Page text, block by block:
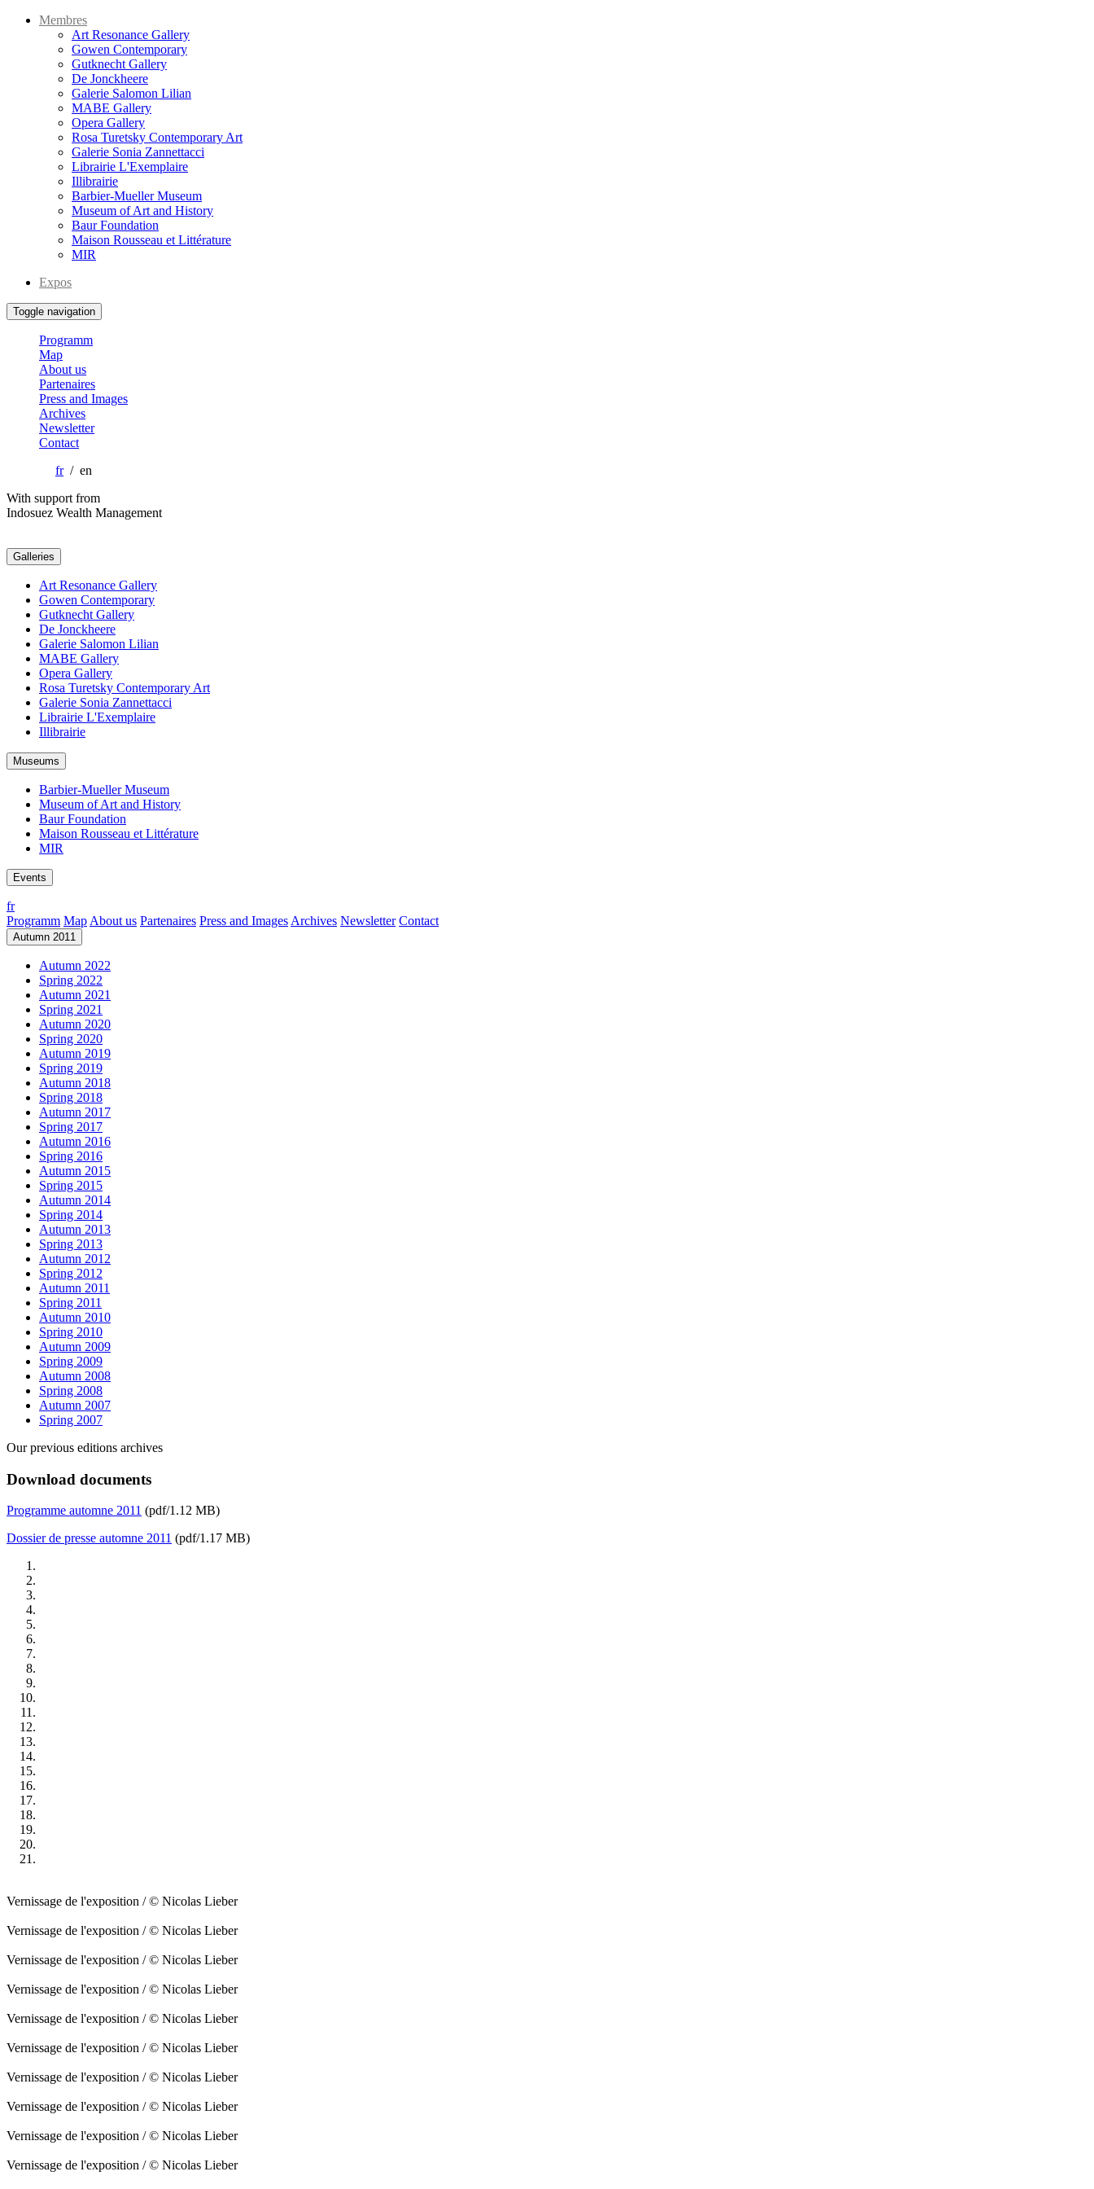
Membres
Art Resonance Gallery
Gowen Contemporary
Gutknecht Gallery
De Jonckheere
Galerie Salomon Lilian
MABE Gallery
Opera Gallery
Rosa Turetsky Contemporary Art
Galerie Sonia Zannettacci
Librairie L'Exemplaire
Illibrairie
Barbier-Mueller Museum
Museum of Art and History
Baur Foundation
Maison Rousseau et Littérature
MIR
Expos
Toggle navigation
Programm
Map
About us
Partenaires
Press and Images
Archives
Newsletter
Contact
fr/ en
With support from
Indosuez Wealth Management
Galleries
Art Resonance Gallery
Gowen Contemporary
Gutknecht Gallery
De Jonckheere
Galerie Salomon Lilian
MABE Gallery
Opera Gallery
Rosa Turetsky Contemporary Art
Galerie Sonia Zannettacci
Librairie L'Exemplaire
Illibrairie
Museums
Barbier-Mueller Museum
Museum of Art and History
Baur Foundation
Maison Rousseau et Littérature
MIR
Events
fr
Programm Map About us Partenaires Press and Images Archives Newsletter Contact
Autumn 2011
Autumn 2022
Spring 2022
Autumn 2021
Spring 2021
Autumn 2020
Spring 2020
Autumn 2019
Spring 2019
Autumn 2018
Spring 2018
Autumn 2017
Spring 2017
Autumn 2016
Spring 2016
Autumn 2015
Spring 2015
Autumn 2014
Spring 2014
Autumn 2013
Spring 2013
Autumn 2012
Spring 2012
Autumn 2011
Spring 2011
Autumn 2010
Spring 2010
Autumn 2009
Spring 2009
Autumn 2008
Spring 2008
Autumn 2007
Spring 2007
Our previous editions archives
Download documents
Programme automne 2011 (pdf/1.12 MB)
Dossier de presse automne 2011 (pdf/1.17 MB)
Vernissage de l'exposition / © Nicolas Lieber
Vernissage de l'exposition / © Nicolas Lieber
Vernissage de l'exposition / © Nicolas Lieber
Vernissage de l'exposition / © Nicolas Lieber
Vernissage de l'exposition / © Nicolas Lieber
Vernissage de l'exposition / © Nicolas Lieber
Vernissage de l'exposition / © Nicolas Lieber
Vernissage de l'exposition / © Nicolas Lieber
Vernissage de l'exposition / © Nicolas Lieber
Vernissage de l'exposition / © Nicolas Lieber